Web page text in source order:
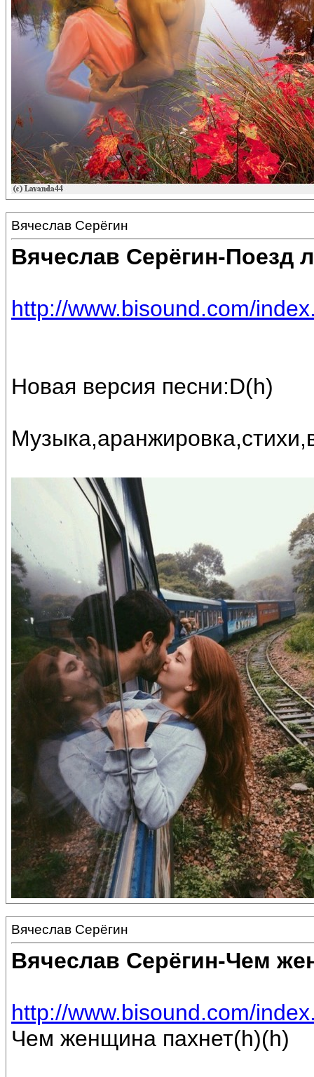
Вячеслав Серёгин
Вячеслав Серёгин-Поезд
http://www.bisound.com/
Новая версия песни:D(h)
Вячеслав Серёгин
Вячеслав Серёгин-Чем
http://www.bisound.com/
Чем женщина пахнет(h)(h)